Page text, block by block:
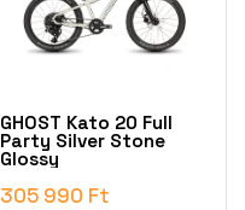
GHOST Kato 20 Full
Party Silver Stone
Glossy
305 990 Ft